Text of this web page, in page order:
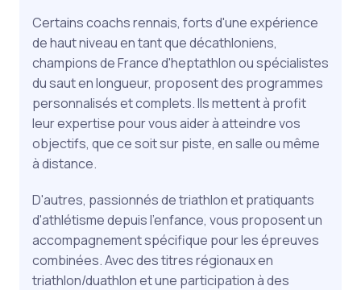
Certains coachs rennais, forts d'une expérience
de haut niveau en tant que décathloniens,
champions de France d'heptathlon ou spécialistes
du saut en longueur, proposent des programmes
personnalisés et complets. Ils mettent à profit
leur expertise pour vous aider à atteindre vos
objectifs, que ce soit sur piste, en salle ou même
à distance.
D'autres, passionnés de triathlon et pratiquants
d'athlétisme depuis l'enfance, vous proposent un
accompagnement spécifique pour les épreuves
combinées. Avec des titres régionaux en
triathlon/duathlon et une participation à des